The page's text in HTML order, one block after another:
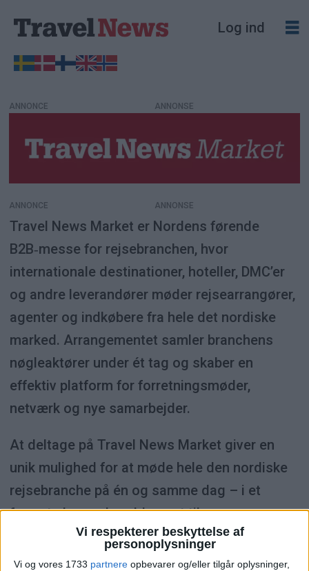
Vi respekterer beskyttelse af
personoplysninger
Vi og vores 1733 partnere opbevarer og/eller tilgår oplysninger,
Log ind
Travel
News
Market
ANNONCE
ANNONCE
Travel News Market er Nordens førende
B2B‑messe for rejsebranchen, hvor
internationale destinationer, hoteller, DMC’er
og andre leverandører møder rejsearrangører,
agenter og indkøbere fra hele det nordiske
marked. Arrangementet samler branchens
nøgleaktører under ét tag og skaber en
effektiv platform for forretningsmøder,
netværk og nye samarbejder.
At deltage på Travel News Market giver en
unik mulighed for at møde hele den nordiske
rejsebranche på én og samme dag – i et
format, der er skræddersyet til
forretningsmøder og nye partnerskaber. Her
bygger du relationer med relevante indkøbere,